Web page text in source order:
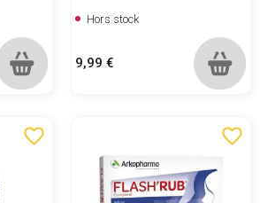
Hors stock
Prix
9,99 €
favorite_border favorite_border